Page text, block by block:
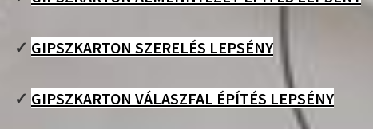
✓ GIPSZKARTON SZERELÉS LEPSÉNY
✓ GIPSZKARTON VÁLASZFAL ÉPÍTÉS LEPSÉNY